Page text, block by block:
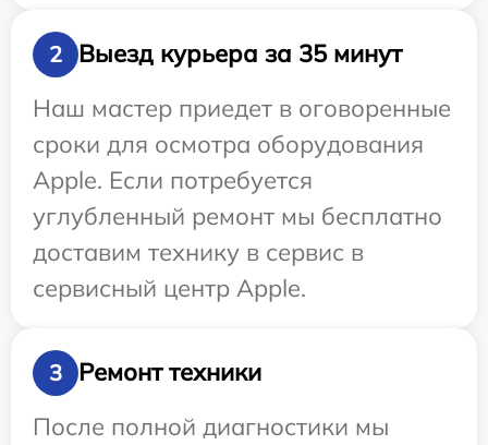
2
Выезд курьера за 35 минут
Наш мастер приедет в оговоренные
сроки для осмотра оборудования
Apple. Если потребуется
углубленный ремонт мы бесплатно
доставим технику в сервис в
сервисный центр Apple.
3
Ремонт техники
После полной диагностики мы